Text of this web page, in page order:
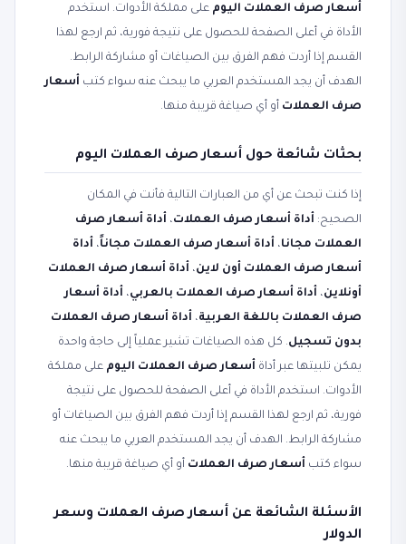
أسعار صرف العملات اليوم على مملكة الأدوات. استخدم
الأداة في أعلى الصفحة للحصول على نتيجة فورية، ثم ارجع لهذا
القسم إذا أردت فهم الفرق بين الصياغات أو مشاركة الرابط.
الهدف أن يجد المستخدم العربي ما يبحث عنه سواء كتب أسعار
صرف العملات أو أي صياغة قريبة منها.
بحثات شائعة حول أسعار صرف العملات اليوم
إذا كنت تبحث عن أي من العبارات التالية فأنت في المكان
الصحيح: أداة أسعار صرف العملات، أداة أسعار صرف
العملات مجانا، أداة أسعار صرف العملات مجاناً، أداة
أسعار صرف العملات أون لاين، أداة أسعار صرف العملات
أونلاين، أداة أسعار صرف العملات بالعربي، أداة أسعار
صرف العملات باللغة العربية، أداة أسعار صرف العملات
بدون تسجيل. كل هذه الصياغات تشير عملياً إلى حاجة واحدة
يمكن تلبيتها عبر أداة أسعار صرف العملات اليوم على مملكة
الأدوات. استخدم الأداة في أعلى الصفحة للحصول على نتيجة
فورية، ثم ارجع لهذا القسم إذا أردت فهم الفرق بين الصياغات أو
مشاركة الرابط. الهدف أن يجد المستخدم العربي ما يبحث عنه
سواء كتب أسعار صرف العملات أو أي صياغة قريبة منها.
الأسئلة الشائعة عن أسعار صرف العملات وسعر
الدولار